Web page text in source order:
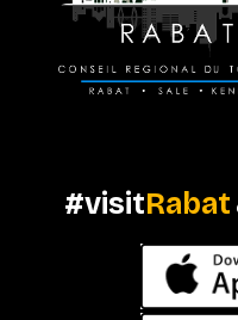
#visitRabat